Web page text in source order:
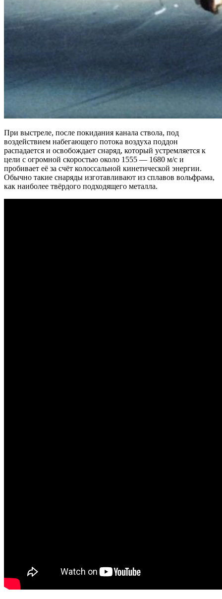
При выстреле, после покидания канала ствола, под
воздействием набегающего потока воздуха поддон
распадается и освобождает снаряд, который устремляется к
цели с огромной скоростью около 1555 — 1680 м/с и
пробивает её за счёт колоссальной кинетической энергии.
Обычно такие снаряды изготавливают из сплавов вольфрама,
как наиболее твёрдого подходящего металла.